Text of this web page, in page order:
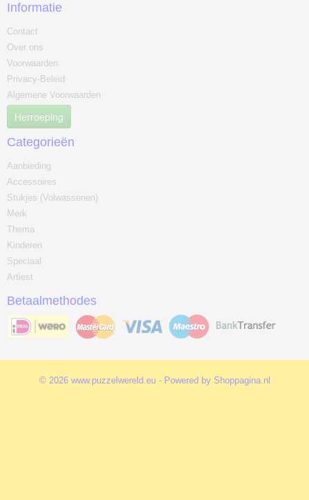
Informatie
Contact
Over ons
Voorwaarden
Privacy-Beleid
Algemene Voorwaarden
Herroeping
Categorieën
Aanbieding
Accessoires
Stukjes (Volwassenen)
Merk
Thema
Kinderen
Speciaal
Artiest
Betaalmethodes
© 2026 www.puzzelwereld.eu - Powered by Shoppagina.nl